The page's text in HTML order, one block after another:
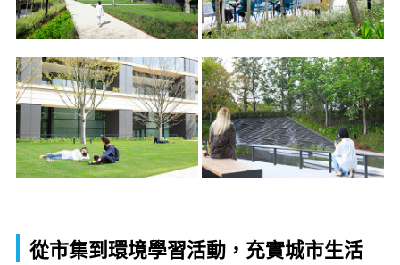
從市集到環境學習活動，充實城市生活